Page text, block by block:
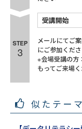
STEP
3
受講開始
メールにてご
にご参加くだ
※会場受講の方
もってご来場
似たテー